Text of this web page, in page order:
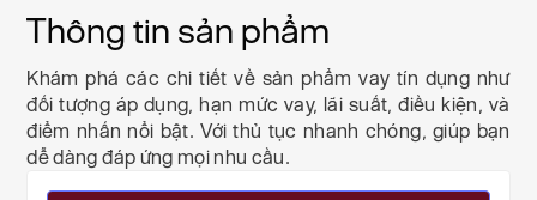
Thông tin sản phẩm
Khám phá các chi tiết về sản phẩm vay tín dụng như
đối tượng áp dụng, hạn mức vay, lãi suất, điều kiện, và
điểm nhấn nổi bật. Với thủ tục nhanh chóng, giúp bạn
dễ dàng đáp ứng mọi nhu cầu.